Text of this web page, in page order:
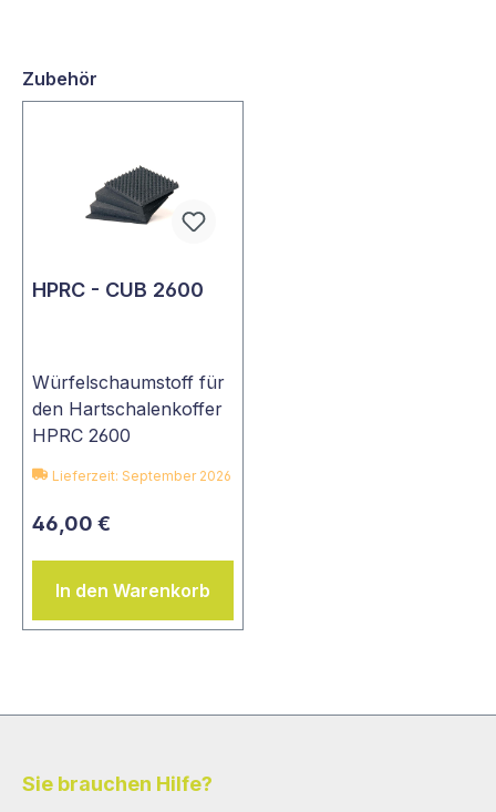
Zubehör
HPRC - CUB 2600
Würfelschaumstoff für
den Hartschalenkoffer
HPRC 2600
Lieferzeit: September 2026
46,00 €
In den Warenkorb
Sie brauchen Hilfe?